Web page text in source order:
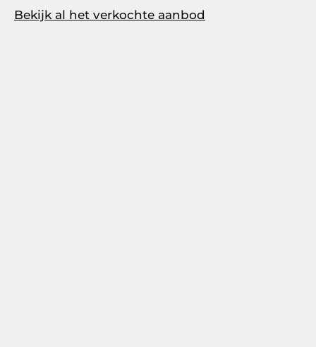
Bekijk al het verkochte aanbod